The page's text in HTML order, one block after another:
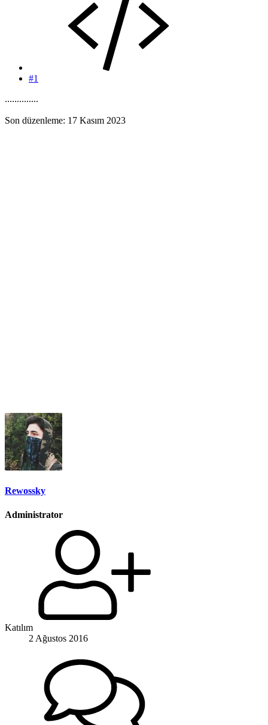
#1
..............
Son düzenleme: 17 Kasım 2023
Rewossky
Administrator
Katılım
2 Ağustos 2016